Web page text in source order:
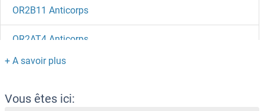
OR2B11 Anticorps
OR2AT4 Anticorps
OR2AP1 Anticorps
OR2AK2 Anticorps
Vous êtes ici: